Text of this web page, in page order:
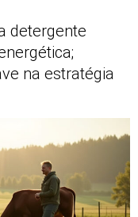
detergente
na estratégia